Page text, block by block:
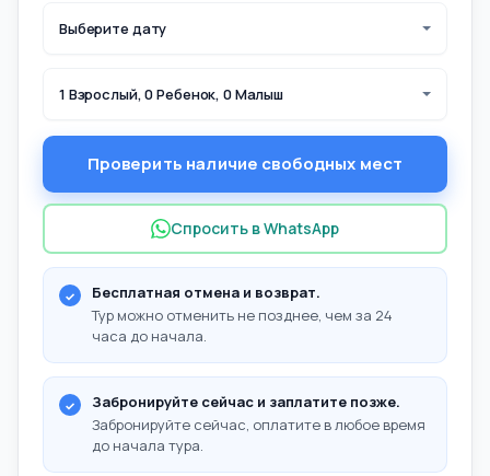
Выберите дату
1 Взрослый, 0 Ребенок, 0 Малыш
Проверить наличие свободных мест
Спросить в WhatsApp
Бесплатная отмена и возврат.
Тур можно отменить не позднее, чем за 24
часа до начала.
Забронируйте сейчас и заплатите позже.
Забронируйте сейчас, оплатите в любое время
до начала тура.